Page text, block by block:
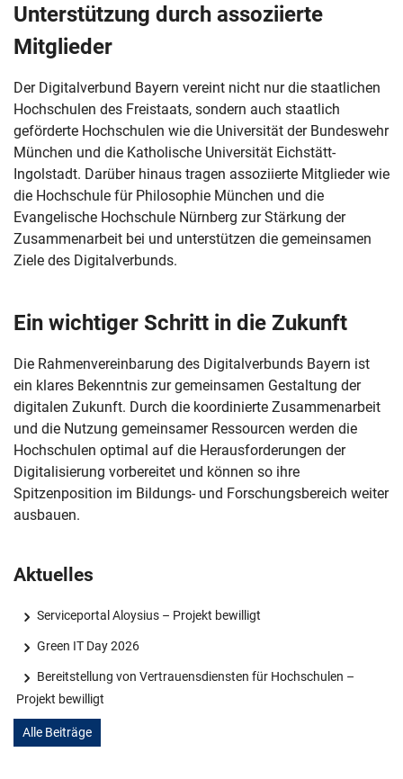
Navigation überspringen
Zur Navigation
Zum Seitenende
Unterstützung durch assoziierte
Mitglieder
Der Digitalverbund Bayern vereint nicht nur die staatlichen
Hochschulen des Freistaats, sondern auch staatlich
geförderte Hochschulen wie die Universität der Bundeswehr
München und die Katholische Universität Eichstätt-
Ingolstadt. Darüber hinaus tragen assoziierte Mitglieder wie
die Hochschule für Philosophie München und die
Evangelische Hochschule Nürnberg zur Stärkung der
Zusammenarbeit bei und unterstützen die gemeinsamen
Ziele des Digitalverbunds.
Ein wichtiger Schritt in die Zukunft
Die Rahmenvereinbarung des Digitalverbunds Bayern ist
ein klares Bekenntnis zur gemeinsamen Gestaltung der
digitalen Zukunft. Durch die koordinierte Zusammenarbeit
und die Nutzung gemeinsamer Ressourcen werden die
Hochschulen optimal auf die Herausforderungen der
Digitalisierung vorbereitet und können so ihre
Spitzenposition im Bildungs- und Forschungsbereich weiter
ausbauen.
Aktuelles
Serviceportal Aloysius – Projekt bewilligt
Green IT Day 2026
Bereitstellung von Vertrauensdiensten für Hochschulen –
Projekt bewilligt
Alle Beiträge